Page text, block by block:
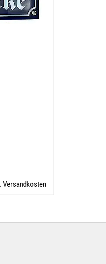
Versandkosten